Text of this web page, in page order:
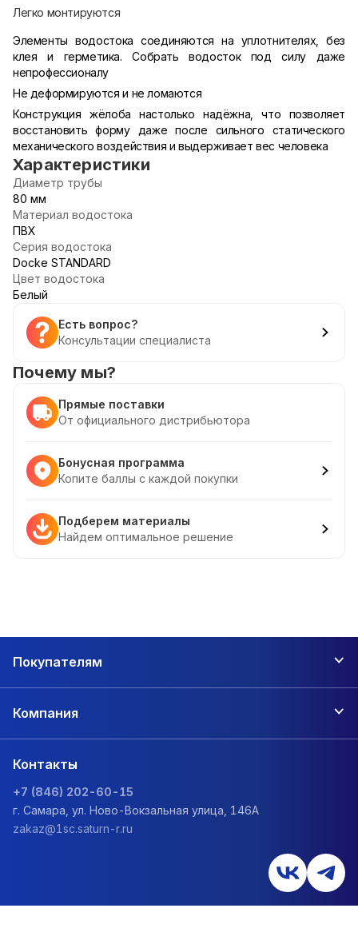
Легко монтируются
Элементы водостока соединяются на уплотнителях, без
клея и герметика. Собрать водосток под силу даже
непрофессионалу
Не деформируются и не ломаются
Конструкция жёлоба настолько надёжна, что позволяет
восстановить форму даже после сильного статического
механического воздействия и выдерживает вес человека
Характеристики
Диаметр трубы
80 мм
Материал водостока
ПВХ
Серия водостока
Docke STANDARD
Цвет водостока
Белый
Есть вопрос?
Консультации специалиста
Почему мы?
Прямые поставки
От официального дистрибьютора
Бонусная программа
Копите баллы с каждой покупки
Подберем материалы
Найдем оптимальное решение
Покупателям
Компания
Контакты
+7 (846) 202-60-15
г. Самара, ул. Ново-Вокзальная улица, 146А
zakaz@1sc.saturn-r.ru